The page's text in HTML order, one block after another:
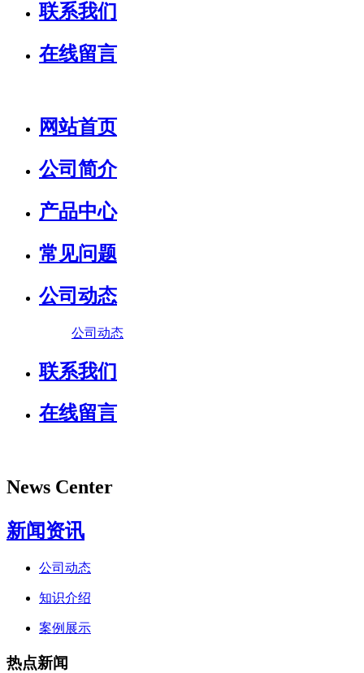
联系我们
在线留言
网站首页
公司简介
产品中心
常见问题
公司动态
公司动态
联系我们
在线留言
News Center
新闻资讯
公司动态
知识介绍
案例展示
热点新闻